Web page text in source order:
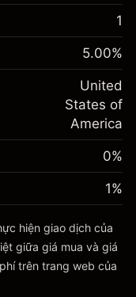
-0.021596
%
(-$4.32)
~
$20,000.00
$1,000.00
-0.000626
%
(-$0.13)
~
1
5.00%
United
States of
America
0%
phí
1%
hiện giao dịch của
giữa giá mua và giá
trên trang web của